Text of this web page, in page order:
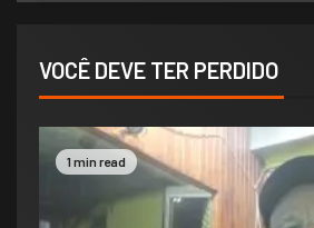
VOCÊ DEVE TER PERDIDO
1 min read